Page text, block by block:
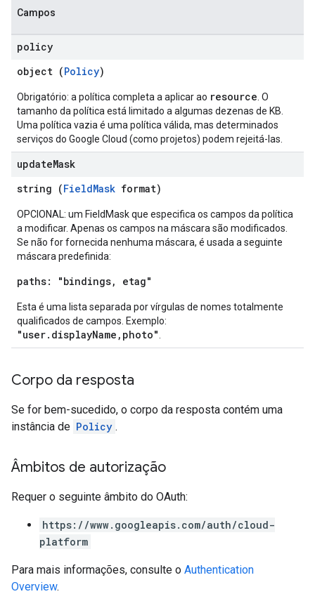
Campos
policy
object (Policy)
Obrigatório: a política completa a aplicar ao resource . O
tamanho da política está limitado a algumas dezenas de KB.
Uma política vazia é uma política válida, mas determinados
serviços do Google Cloud (como projetos) podem rejeitá-las.
updateMask
string (FieldMask format)
OPCIONAL: um FieldMask que especifica os campos da política
a modificar. Apenas os campos na máscara são modificados.
Se não for fornecida nenhuma máscara, é usada a seguinte
máscara predefinida:
paths: "bindings, etag"
Esta é uma lista separada por vírgulas de nomes totalmente
qualificados de campos. Exemplo:
"user.displayName,photo"
Corpo da resposta
Se for bem-sucedido, o corpo da resposta contém uma
instância de Policy .
Âmbitos de autorização
Requer o seguinte âmbito do OAuth:
https://www.googleapis.com/auth/cloud-
platform
Para mais informações, consulte o Authentication
Overview.